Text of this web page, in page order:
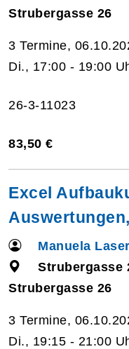
Strubergasse 26
3 Termine,
Di., 17:00 - 19:00
26-3-11023
83,50 €
Excel
Manuela
Strubergasse
Strubergasse 26
3 Termine,
Di., 19:15 - 21:00